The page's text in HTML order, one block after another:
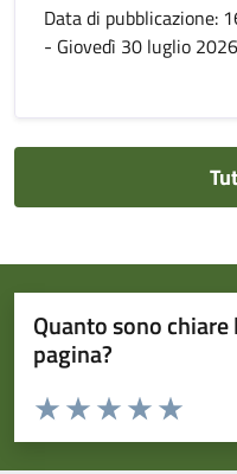
Data di pubblicazione:
- Giovedì 30 luglio
Quanto sono
pagina?
Valuta da 1 a 5 stelle la pagina
Valuta 5
Valuta 4
Valuta 3 stelle
Valuta 2 stelle su 5
Valuta 1 stelle su 5